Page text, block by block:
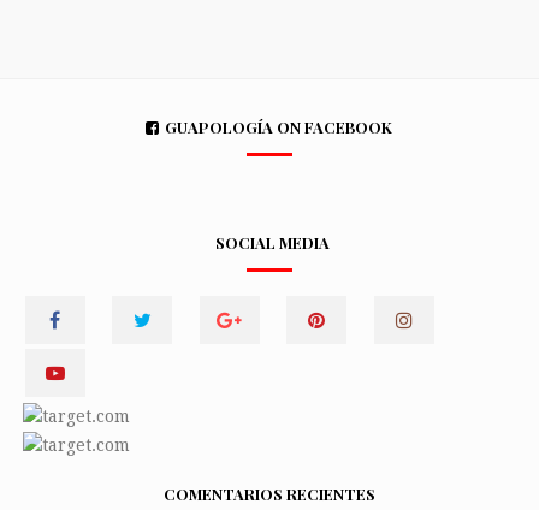
GUAPOLOGÍA ON FACEBOOK
SOCIAL MEDIA
COMENTARIOS RECIENTES